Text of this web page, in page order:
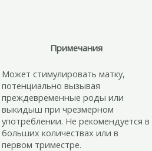
Примечания
Может стимулировать матку,
потенциально вызывая
преждевременные роды или
выкидыш при чрезмерном
употреблении. Не рекомендуется в
больших количествах или в
первом триместре.